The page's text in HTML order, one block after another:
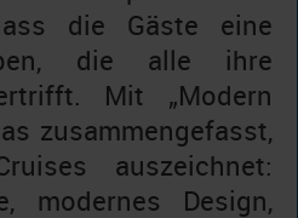
die Gäste eine
die alle ihre
Mit „Modern
zusammengefasst,
auszeichnet:
modernes Design,